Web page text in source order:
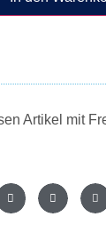
Artikel mit